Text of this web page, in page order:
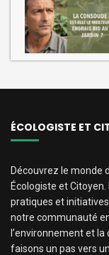
ÉCOLOGISTE ET
Découvrez le monde
Écologiste et
pratiques et
notre communauté
l’environnement et
faisons un pas vers